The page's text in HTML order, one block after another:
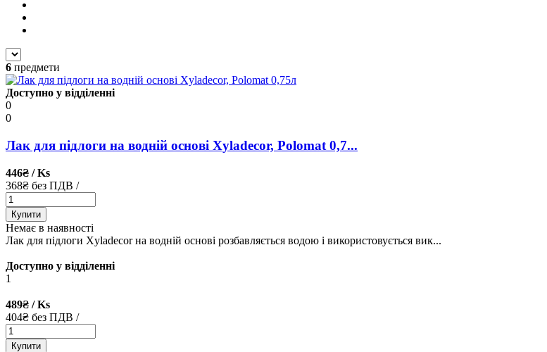
6 предмети
Доступно у відділенні
0
0
Лак для підлоги на водній основі Xyladecor, Polomat 0,7...
446₴ / Ks
368₴ без ПДВ /
Купити
Немає в наявності
Лак для підлоги Xyladecor на водній основі розбавляється водою і використовується вик...
Доступно у відділенні
1
489₴ / Ks
404₴ без ПДВ /
Купити